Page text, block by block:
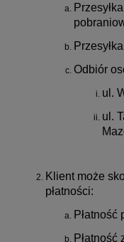
Odbiór
ul.
ul.
Klient może
płatności:
Płatność
Płatność